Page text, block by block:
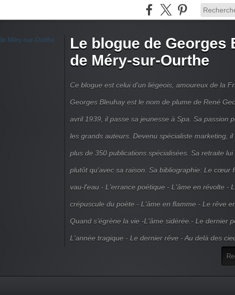
Le blogue de Georges
de Méry-sur-Ourthe
Ce blogue est celui d'un liégeois, amoureux de la
Georges Bleuhay est le nom de plume de René
avril 1939, il passe sa jeunesse à Spa. Sa passion
les grands auteurs. Devenu spécialiste marketing,
plus de 350 publications spécialisées. Sa retraite
plutôt qu'avec sa raison. Sa bibliographie: Le
vau-l'eau - L'errance poétique - L'âme en révolte -
crépuscule du poète - L'âme en flamme - Le rêve
Quand s’égrène la vie -L'âme sidérée.- Le dernier
L'année tragique - Le dernier rêve - Au delà des